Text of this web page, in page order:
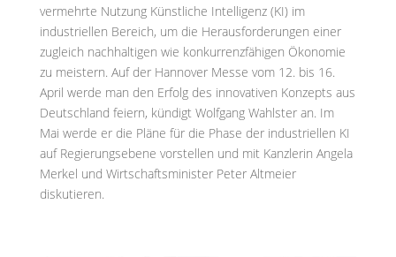
vermehrte Nutzung Künstliche Intelligenz (KI) im
industriellen Bereich, um die Herausforderungen einer
zugleich nachhaltigen wie konkurrenzfähigen Ökonomie
zu meistern. Auf der Hannover Messe vom 12. bis 16.
April werde man den Erfolg des innovativen Konzepts aus
Deutschland feiern, kündigt Wolfgang Wahlster an. Im
Mai werde er die Pläne für die Phase der industriellen KI
auf Regierungsebene vorstellen und mit Kanzlerin Angela
Merkel und Wirtschaftsminister Peter Altmeier
diskutieren.